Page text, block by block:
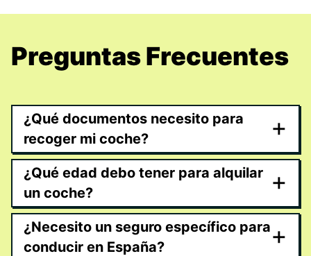
Preguntas Frecuentes
¿Qué documentos necesito para
recoger mi coche?
+
¿Qué edad debo tener para alquilar
un coche?
+
¿Necesito un seguro específico para
conducir en España?
+